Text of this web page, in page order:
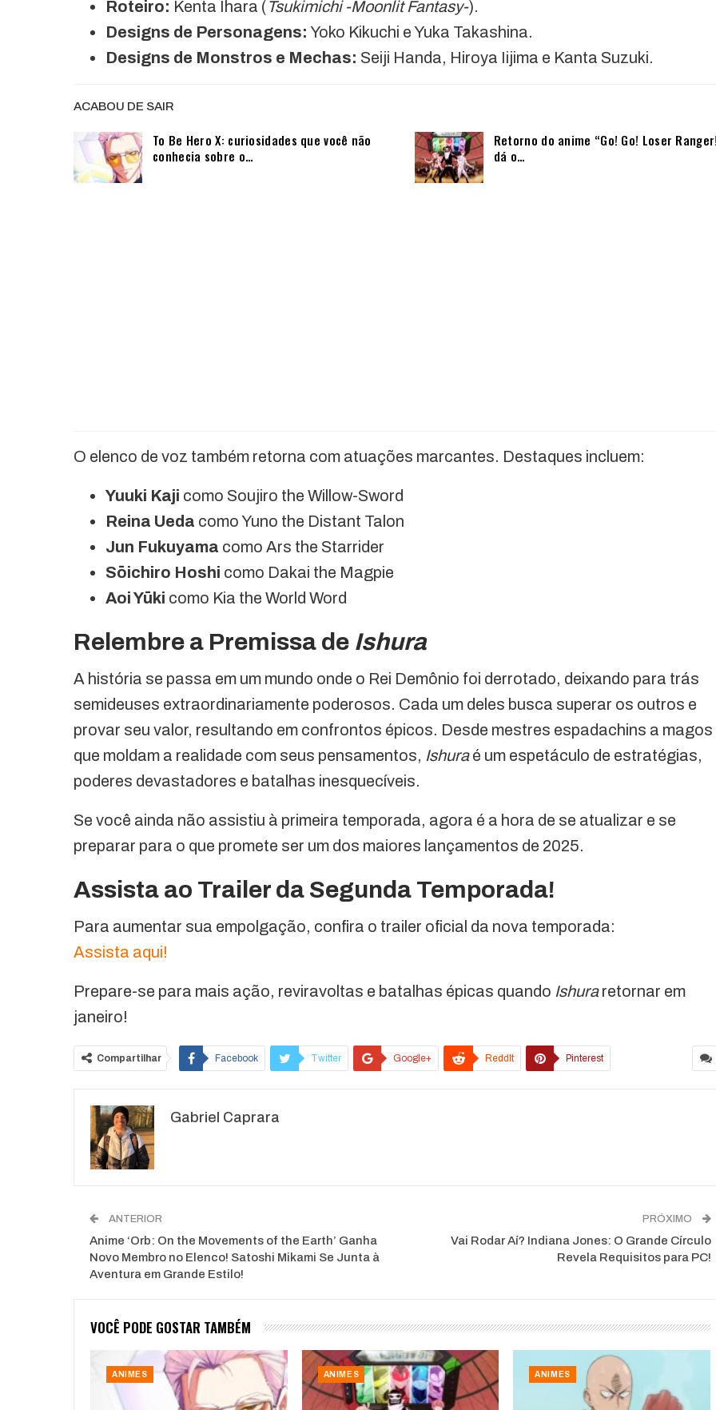
Roteiro: Kenta Ihara (Tsukimichi -Moonlit Fantasy-).
Designs de Personagens: Yoko Kikuchi e Yuka Takashina.
Designs de Monstros e Mechas: Seiji Handa, Hiroya Iijima e Kanta Suzuki.
ACABOU DE SAIR
To Be Hero X: curiosidades que você não
conhecia sobre o…
Retorno do anime “Go! Go! Loser
dá o…
O elenco de voz também retorna com atuações marcantes. Destaques incluem:
Yuuki Kaji como Soujiro the Willow-Sword
Reina Ueda como Yuno the Distant Talon
Jun Fukuyama como Ars the Starrider
Sōichiro Hoshi como Dakai the Magpie
Aoi Yūki como Kia the World Word
Relembre a Premissa de Ishura
A história se passa em um mundo onde o Rei Demônio foi derrotado, deixando para trás
semideuses extraordinariamente poderosos. Cada um deles busca superar os outros e
provar seu valor, resultando em confrontos épicos. Desde mestres espadachins a magos
que moldam a realidade com seus pensamentos, Ishuraé um espetáculo de estratégias,
poderes devastadores e batalhas inesquecíveis.
Se você ainda não assistiu à primeira temporada, agora é a hora de se atualizar e se
preparar para o que promete ser um dos maiores lançamentos de 2025.
Assista ao Trailer da Segunda Temporada!
Para aumentar sua empolgação, confira o trailer oficial da nova temporada:
Assista aqui!
Prepare-se para mais ação, reviravoltas e batalhas épicas quando Ishuraretornar em
janeiro!
Compartilhar Facebook Twitter Google+ ReddIt Pinterest
Gabriel Caprara
ANTERIOR
Anime ‘Orb: On the Movements of the Earth’ Ganha
Novo Membro no Elenco! Satoshi Mikami Se Junta à
Aventura em Grande Estilo!
PRÓXIMO
Vai Rodar Aí? Indiana Jones: O Grande Círculo
Revela Requisitos para PC!
VOCÊ PODE GOSTAR TAMBÉM
ANIMES ANIMES ANIMES